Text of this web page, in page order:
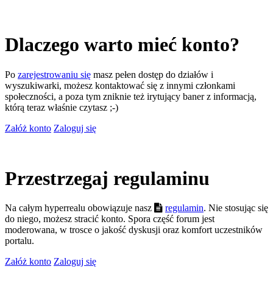
Dlaczego warto mieć konto?
Po zarejestrowaniu się masz pełen dostęp do działów i
wyszukiwarki, możesz kontaktować się z innymi członkami
społeczności, a poza tym zniknie też irytujący baner z informacją,
którą teraz właśnie czytasz ;-)
Załóż konto Zaloguj się
Przestrzegaj regulaminu
Na całym hyperrealu obowiązuje nasz regulamin. Nie stosując się
do niego, możesz stracić konto. Spora część forum jest
moderowana, w trosce o jakość dyskusji oraz komfort uczestników
portalu.
Załóż konto Zaloguj się